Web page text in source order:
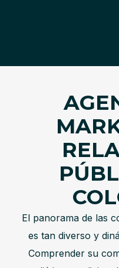
El panorama de las
es tan diverso y
Comprender su